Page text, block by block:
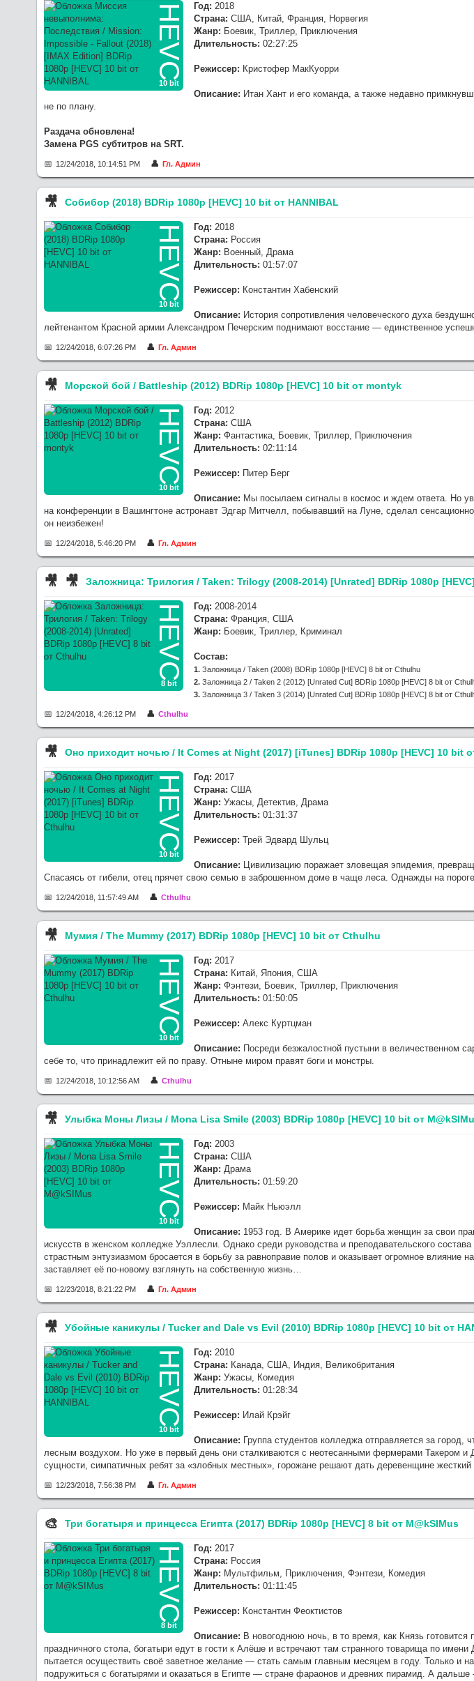
HEVC
10 bit
Год: 2018
Страна: США, Китай, Франция, Норвегия
Жанр: Боевик, Триллер, Приключения
Длительность: 02:27:25
Режиссер: Кристофер МакКуорри
Описание: Итан Хант и его команда, а также недавно
не по плану.
Раздача обновлена!
Замена PGS субтитров на SRT.
12/24/2018, 10:14:51 PM Гл. Админ
🎥︎ Собибор (2018) BDRip 1080p [HEVC] 10 bit от HANNIBAL
HEVC
10 bit
Год: 2018
Страна: Россия
Жанр: Военный, Драма
Длительность: 01:57:07
Режиссер: Константин Хабенский
Описание: История сопротивления человеческого духа
лейтенантом Красной армии Александром Печерским поднимают восстание — единственное
12/24/2018, 6:07:26 PM Гл. Админ
🎥︎ Морской бой / Battleship (2012) BDRip 1080p [HEVC] 10 bit от montyk
HEVC
10 bit
Год: 2012
Страна: США
Жанр: Фантастика, Боевик, Триллер, Приключения
Длительность: 02:11:14
Режиссер: Питер Берг
Описание: Мы посылаем сигналы в космос и ждем ответа. Но
на конференции в Вашингтоне астронавт Эдгар Митчелл, побывавший на Луне, сделал
он неизбежен!
12/24/2018, 5:46:20 PM Гл. Админ
🎥︎ 🎥︎ Заложница: Трилогия / Taken: Trilogy (2008-2014) [Unrated] BDRip 1080p
HEVC
8 bit
Год: 2008-2014
Страна: Франция, США
Жанр: Боевик, Триллер, Криминал
Состав:
1.Заложница / Taken (2008) BDRip 1080p [HEVC] 8 bit от Cthulhu
2.Заложница 2 / Taken 2 (2012) [Unrated Cut] BDRip 1080p [HEVC] 8 bit от
3.Заложница 3 / Taken 3 (2014) [Unrated Cut] BDRip 1080p [HEVC] 8 bit от
12/24/2018, 4:26:12 PM Cthulhu
🎥︎ Оно приходит ночью / It Comes at Night (2017) [iTunes] BDRip 1080p [HEVC] 10 bit
HEVC
10 bit
Год: 2017
Страна: США
Жанр: Ужасы, Детектив, Драма
Длительность: 01:31:37
Режиссер: Трей Эдвард Шульц
Описание: Цивилизацию поражает зловещая эпидемия,
Спасаясь от гибели, отец прячет свою семью в заброшенном доме в чаще леса. Однажды на
12/24/2018, 11:57:49 AM Cthulhu
🎥︎ Мумия / The Mummy (2017) BDRip 1080p [HEVC] 10 bit от Cthulhu
HEVC
10 bit
Год: 2017
Страна: Китай, Япония, США
Жанр: Фэнтези, Боевик, Триллер, Приключения
Длительность: 01:50:05
Режиссер: Алекс Куртцман
Описание: Посреди безжалостной пустыни в величественном
себе то, что принадлежит ей по праву. Отныне миром правят боги и монстры.
12/24/2018, 10:12:56 AM Cthulhu
🎥︎ Улыбка Моны Лизы / Mona Lisa Smile (2003) BDRip 1080p [HEVC] 10 bit от
HEVC
10 bit
Год: 2003
Страна: США
Жанр: Драма
Длительность: 01:59:20
Режиссер: Майк Ньюэлл
Описание: 1953 год. В Америке идет борьба женщин за свои
искусств в женском колледже Уэллесли. Однако среди руководства и преподавательского
страстным энтузиазмом бросается в борьбу за равноправие полов и оказывает огромное
заставляет её по-новому взглянуть на собственную жизнь…
12/23/2018, 8:21:22 PM Гл. Админ
🎥︎ Убойные каникулы / Tucker and Dale vs Evil (2010) BDRip 1080p [HEVC] 10 bit от
HEVC
10 bit
Год: 2010
Страна: Канада, США, Индия, Великобритания
Жанр: Ужасы, Комедия
Длительность: 01:28:34
Режиссер: Илай Крэйг
Описание: Группа студентов колледжа отправляется за
лесным воздухом. Но уже в первый день они сталкиваются с неотесанными фермерами Такером
сущности, симпатичных ребят за «злобных местных», горожане решают дать деревенщине
12/23/2018, 7:56:38 PM Гл. Админ
🎨︎ Три богатыря и принцесса Египта (2017) BDRip 1080p [HEVC] 8 bit от M@kSIMus
HEVC
8 bit
Год: 2017
Страна: Россия
Жанр: Мультфильм, Приключения, Фэнтези, Комедия
Длительность: 01:11:45
Режиссер: Константин Феоктистов
Описание: В новогоднюю ночь, в то время, как Князь
праздничного стола, богатыри едут в гости к Алёше и встречают там странного товарища по
пытается осуществить своё заветное желание — стать самым главным месяцем в году. Только и
подружиться с богатырями и оказаться в Египте — стране фараонов и древних пирамид. А